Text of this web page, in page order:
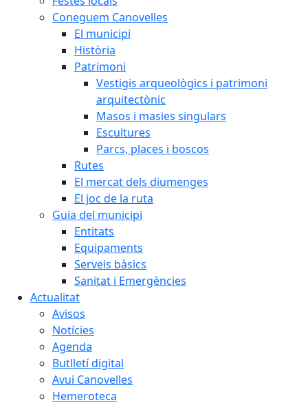
Coneguem Canovelles
El municipi
Història
Patrimoni
Vestigis arqueològics i patrimoni
arquitectònic
Masos i masies singulars
Escultures
Parcs, places i boscos
Rutes
El mercat dels diumenges
El joc de la ruta
Guia del municipi
Entitats
Equipaments
Serveis bàsics
Sanitat i Emergències
Actualitat
Avisos
Notícies
Agenda
Butlletí digital
Avui Canovelles
Hemeroteca